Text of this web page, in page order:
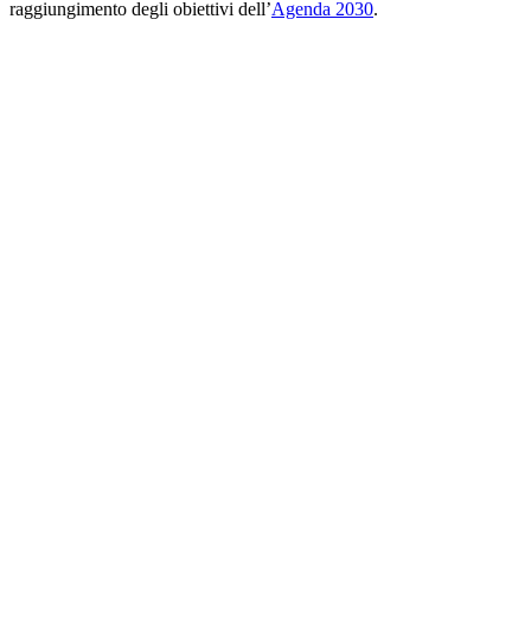
raggiungimento degli obiettivi dell’Agenda 2030.